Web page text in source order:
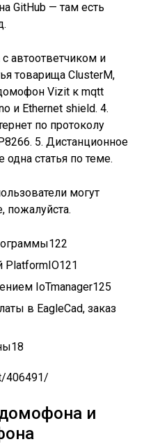
GitHub — там есть
автоответчиком и
товарища ClusterM,
Vizit к mqtt
и Ethernet shield. 4.
по протоколу
5. Дистанционное
статья по теме.
могут
пожалуйста.
PlatformIO121
IoTmanager125
в EagleCad, заказ
406491/
и